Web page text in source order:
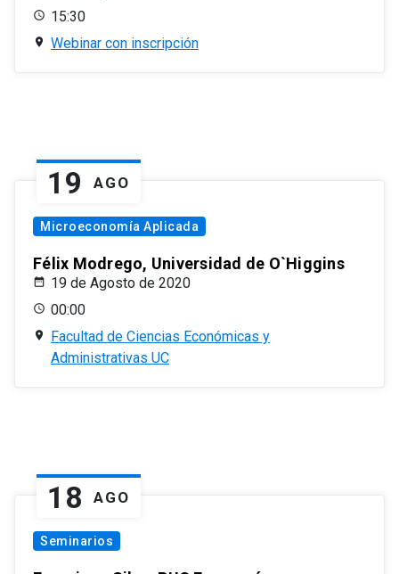
15:30
Webinar con inscripción
19 AGO
Microeconomía Aplicada
Félix Modrego, Universidad de O`Higgins
19 de Agosto de 2020
00:00
Facultad de Ciencias Económicas y
Administrativas UC
18 AGO
Seminarios